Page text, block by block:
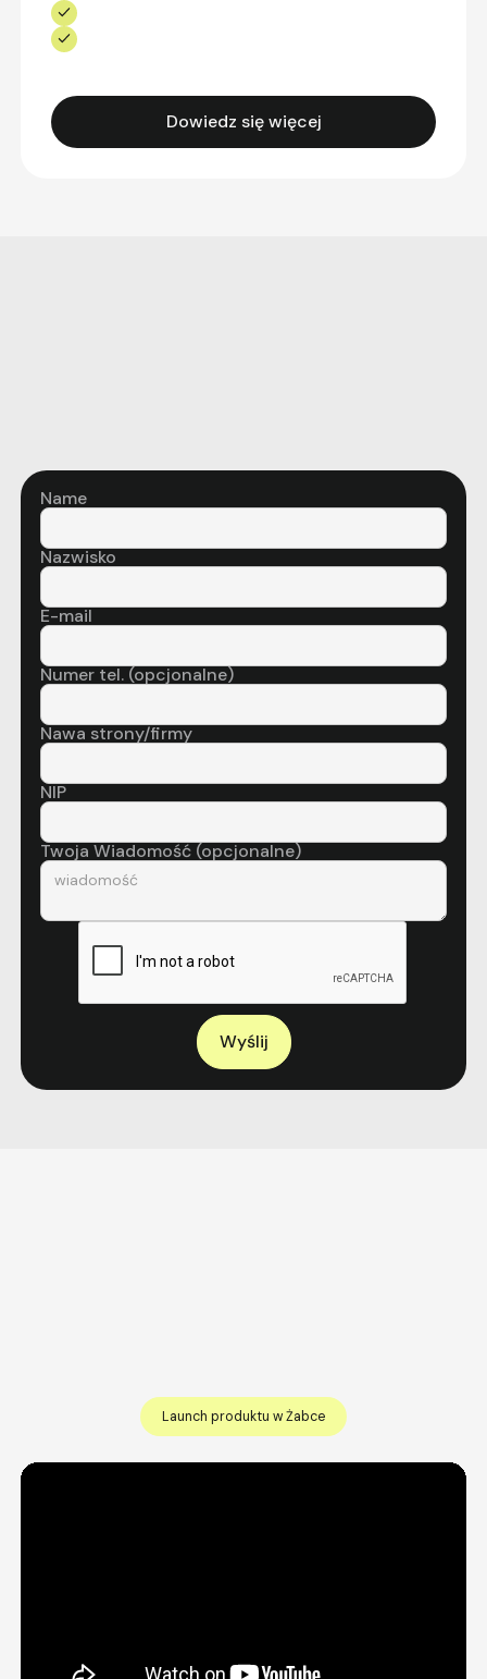
Dowiedz się więcej
Name
Nazwisko
E-mail
Numer tel. (opcjonalne)
Nawa strony/firmy
NIP
Twoja Wiadomość (opcjonalne)
Launch produktu w Żabce